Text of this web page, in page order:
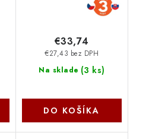
Na sklade (3 ks)
€27,43 bez DPH
€33,74
DO KOŠÍKA